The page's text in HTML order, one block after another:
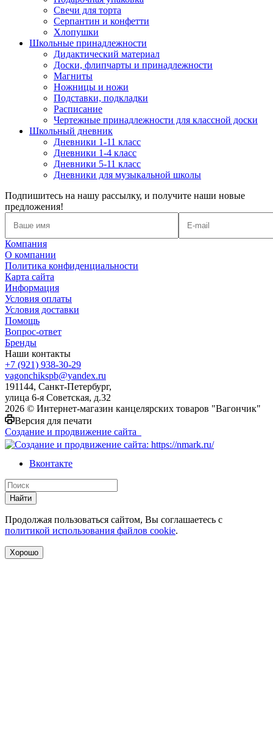
Свечи для торта
Серпантин и конфетти
Хлопушки
Школьные принадлежности
Дидактический материал
Доски, флипчарты и принадлежности
Магниты
Ножницы и ножи
Подставки, подкладки
Расписание
Чертежные принадлежности для классной доски
Школьный дневник
Дневники 1-11 класс
Дневники 1-4 класс
Дневники 5-11 класс
Дневники для музыкальной школы
Подпишитесь на нашу рассылку, и получите наши новые
предложения!
Компания
О компании
Политика конфиденциальности
Карта сайта
Информация
Условия оплаты
Условия доставки
Помощь
Вопрос-ответ
Бренды
Наши контакты
+7 (921) 938-30-29
vagonchikspb@yandex.ru
191144, Санкт-Петербург,
улица 6-я Советская, д.32
2026 © Интернет-магазин канцелярских товаров "Вагончик"
Версия для печати
Создание и продвижение сайта
Вконтакте
Найти
Продолжая пользоваться сайтом, Вы соглашаетесь с
политикой использования файлов cookie.
Хорошо